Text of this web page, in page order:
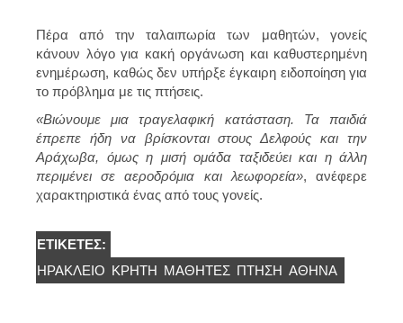
Πέρα από την ταλαιπωρία των μαθητών, γονείς
κάνουν λόγο για κακή οργάνωση και καθυστερημένη
ενημέρωση, καθώς δεν υπήρξε έγκαιρη ειδοποίηση για
το πρόβλημα με τις πτήσεις.
«Βιώνουμε μια τραγελαφική κατάσταση. Τα παιδιά
έπρεπε ήδη να βρίσκονται στους Δελφούς και την
Αράχωβα, όμως η μισή ομάδα ταξιδεύει και η άλλη
περιμένει σε αεροδρόμια και λεωφορεία», ανέφερε
χαρακτηριστικά ένας από τους γονείς.
ΕΤΙΚΈΤΕΣ:
ΗΡΆΚΛΕΙΟ ΚΡΉΤΗ ΜΑΘΗΤΈΣ ΠΤΉΣΗ ΑΘΉΝΑ